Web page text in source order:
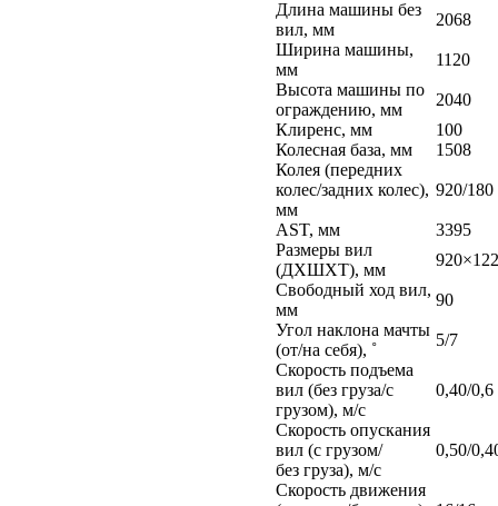
Длина машины без
вил, мм
2068
Ширина машины,
мм
1120
Высота машины по
ограждению, мм
2040
Клиренс, мм
100
Колесная база, мм
1508
Колея (передних
колес/задних колес),
мм
920/180
AST, мм
3395
Размеры вил
(ДXШXТ), мм
Свободный ход вил,
мм
90
Угол наклона мачты
(от/на себя), ˚
5/7
Скорость подъема
вил (без груза/с
грузом), м/с
0,40/0,6
Скорость опускания
вил (с грузом/
без груза), м/с
0,50/
Скорость движения